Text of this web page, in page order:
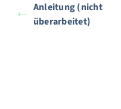
Anleitung (nicht
überarbeitet)